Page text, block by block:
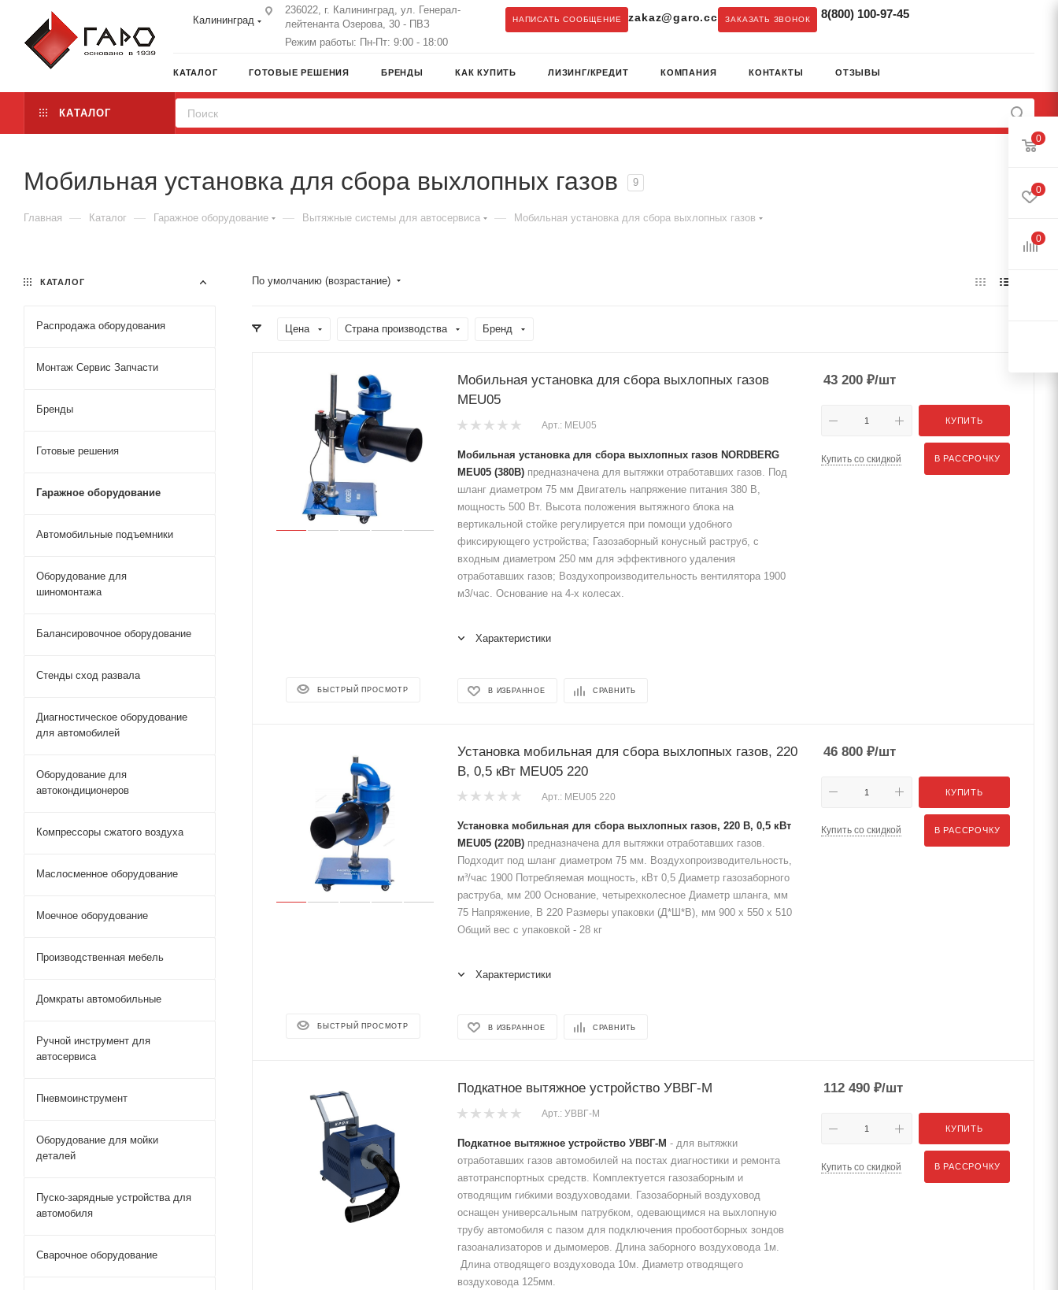
Калининград
236022, г. Калининград, ул. Генерал-
лейтенанта Озерова, 30 - ПВЗ
Режим работы: Пн-Пт: 9:00 - 18:00
НАПИСАТЬ СООБЩЕНИЕ zakaz@garo.cc ЗАКАЗАТЬ ЗВОНОК 8(800) 100-97-45
КАТАЛОГ ГОТОВЫЕ РЕШЕНИЯ БРЕНДЫ КАК КУПИТЬ ЛИЗИНГ/КРЕДИТ КОМПАНИЯ КОНТАКТЫ ОТЗЫВЫ
КАТАЛОГ
Мобильная установка для сбора выхлопных газов 9
Главная — Каталог — Гаражное оборудование — Вытяжные системы для автосервиса — Мобильная установка для сбора выхлопных газов
По умолчанию (возрастание)
Цена Страна производства Бренд
БЫСТРЫЙ ПРОСМОТР
Мобильная установка для сбора выхлопных газов
MEU05
Арт.: MEU05
Мобильная установка для сбора выхлопных газов NORDBERG
MEU05 (380В) предназначена для вытяжки отработавших газов. Под
шланг диаметром 75 мм Двигатель напряжение питания 380 В,
мощность 500 Вт. Высота положения вытяжного блока на
вертикальной стойке регулируется при помощи удобного
фиксирующего устройства; Газозаборный конусный раструб, с
входным диаметром 250 мм для эффективного удаления
отработавших газов; Воздухопроизводительность вентилятора 1900
м3/час. Основание на 4-х колесах.
Характеристики
В ИЗБРАННОЕ СРАВНИТЬ
43 200 ₽/шт
КУПИТЬ
Купить со скидкой В РАССРОЧКУ
БЫСТРЫЙ ПРОСМОТР
Установка мобильная для сбора выхлопных газов, 220
В, 0,5 кВт MEU05 220
Арт.: MEU05 220
Установка мобильная для сбора выхлопных газов, 220 В, 0,5 кВт
MEU05 (220В) предназначена для вытяжки отработавших газов.
Подходит под шланг диаметром 75 мм. Воздухопроизводительность,
м³/час 1900 Потребляемая мощность, кВт 0,5 Диаметр газозаборного
раструба, мм 200 Основание, четырехколесное Диаметр шланга, мм
75 Напряжение, В 220 Размеры упаковки (Д*Ш*В), мм 900 x 550 x 510
Общий вес с упаковкой - 28 кг
Характеристики
В ИЗБРАННОЕ СРАВНИТЬ
46 800 ₽/шт
КУПИТЬ
Купить со скидкой В РАССРОЧКУ
Подкатное вытяжное устройство УВВГ-М
Арт.: УВВГ-М
Подкатное вытяжное устройство УВВГ-М - для вытяжки
отработавших газов автомобилей на постах диагностики и ремонта
автотранспортных средств. Комплектуется газозаборным и
отводящим гибкими воздуховодами. Газозаборный воздуховод
оснащен универсальным патрубком, одевающимся на выхлопную
трубу автомобиля с пазом для подключения пробоотборных зондов
газоанализаторов и дымомеров. Длина заборного воздуховода 1м.
Длина отводящего воздуховода 10м. Диаметр отводящего
воздуховода 125мм.
112 490 ₽/шт
КУПИТЬ
Купить со скидкой В РАССРОЧКУ
КАТАЛОГ
Распродажа оборудования
Монтаж Сервис Запчасти
Бренды
Готовые решения
Гаражное оборудование
Автомобильные подъемники
Оборудование для
шиномонтажа
Балансировочное оборудование
Стенды сход развала
Диагностическое оборудование
для автомобилей
Оборудование для
автокондиционеров
Компрессоры сжатого воздуха
Маслосменное оборудование
Моечное оборудование
Производственная мебель
Домкраты автомобильные
Ручной инструмент для
автосервиса
Пневмоинструмент
Оборудование для мойки
деталей
Пуско-зарядные устройства для
автомобиля
Сварочное оборудование
0
0
0